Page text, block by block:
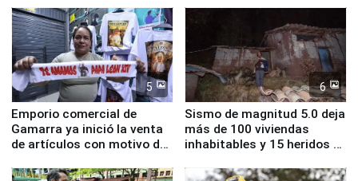
educación, salud y empleo
5
Emporio comercial de
Gamarra ya inició la venta
de artículos con motivo de
6
Sismo de magnitud 5.0 deja
más de 100 viviendas
inhabitables y 15 heridos en